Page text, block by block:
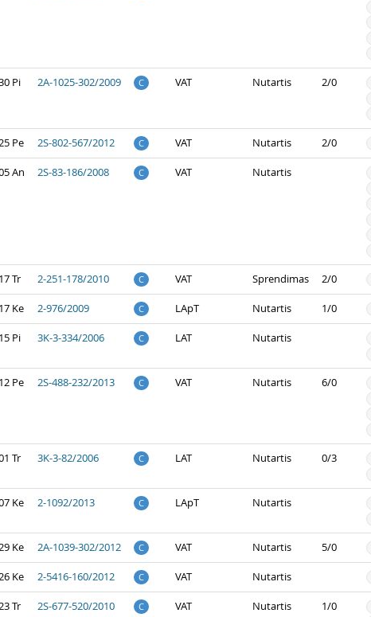
Pi 2A-1025-302/2009 C VAT Nutartis 2/0
Pe 2S-802-567/2012 C VAT Nutartis 2/0
An 2S-83-186/2008 C VAT Nutartis
Tr 2-251-178/2010 C VAT Sprendimas 2/0
Ke 2-976/2009 C LApT Nutartis 1/0
Pi 3K-3-334/2006 C LAT Nutartis
Pe 2S-488-232/2013 C VAT Nutartis 6/0
Tr 3K-3-82/2006 C LAT Nutartis 0/3
Ke 2-1092/2013 C LApT Nutartis
Ke 2A-1039-302/2012 C VAT Nutartis 5/0
Ke 2-5416-160/2012 C VAT Nutartis
Tr 2S-677-520/2010 C VAT Nutartis 1/0